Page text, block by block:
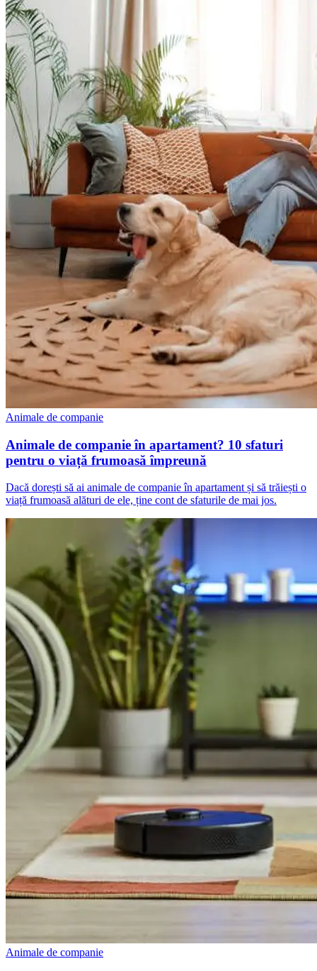
Animale de companie
Animale de companie în apartament? 10 sfaturi
pentru o viață frumoasă împreună
Dacă dorești să ai animale de companie în apartament și să trăiești o
viață frumoasă alături de ele, ține cont de sfaturile de mai jos.
Animale de companie